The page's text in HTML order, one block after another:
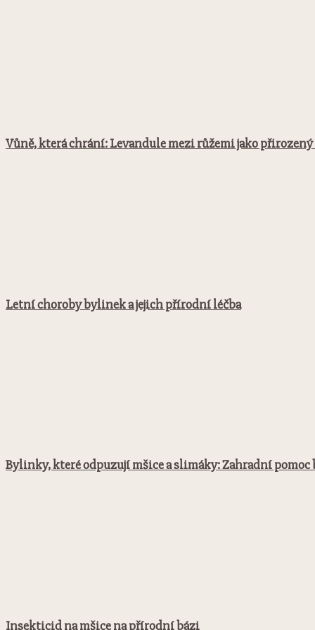
Vůně, která chrání: Levandule mezi růžemi jako
Letní choroby bylinek a jejich přírodní léčba
Bylinky, které odpuzují mšice a slimáky: Zahradní pomoc
Insekticid na mšice na přírodní bázi